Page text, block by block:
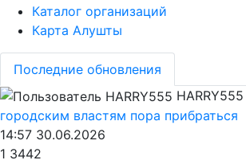
Каталог организаций
Карта Алушты
Последние обновления
HARRY555
городским властям пора прибраться
14:57 30.06.2026
1 3442